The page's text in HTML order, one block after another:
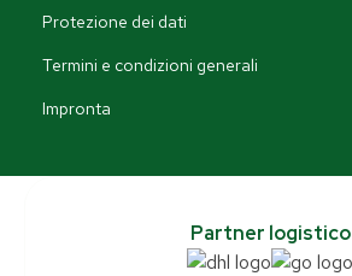
Protezione dei dati
Termini e condizioni generali
Impronta
Partner logistico